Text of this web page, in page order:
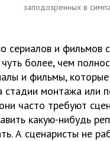
заподозренных в
сериалов и фильмов
более, чем
и фильмы,
стадии монтажа или
часто требуют
какую-нибудь
А сценаристы не